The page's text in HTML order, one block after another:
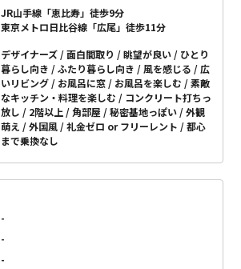
JR山手線「恵比寿」徒歩9分
東京メトロ日比谷線「広尾」徒歩11分
デザイナーズ 面白間取り 眺望が良い
ひとり
暮らし向き
ふたり暮らし向き 風を感じる
広
いリビング
お風呂に窓 お風呂を楽しむ
素敵
なキッチン・料理を楽しむ
コンクリート打ちっ
放し
2階以上 角部屋 秘密基地っぽい
外観
萌え
外国風 礼金ゼロ or フリーレント
都心
まで乗換なし
-
-
-